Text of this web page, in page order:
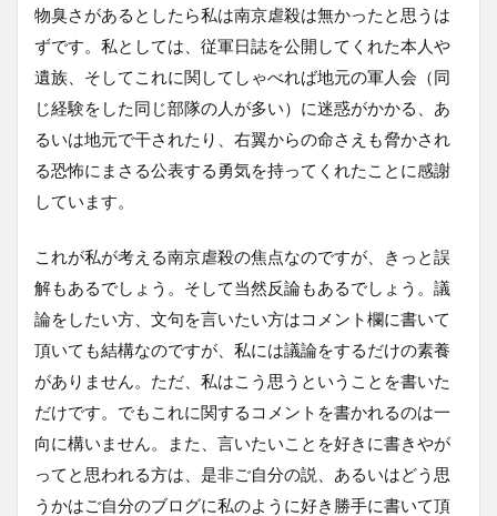
物臭さがあるとしたら私は南京虐殺は無かったと思うは
ずです。私としては、従軍日誌を公開してくれた本人や
遺族、そしてこれに関してしゃべれば地元の軍人会（同
じ経験をした同じ部隊の人が多い）に迷惑がかかる、あ
るいは地元で干されたり、右翼からの命さえも脅かされ
る恐怖にまさる公表する勇気を持ってくれたことに感謝
しています。
これが私が考える南京虐殺の焦点なのですが、きっと誤
解もあるでしょう。そして当然反論もあるでしょう。議
論をしたい方、文句を言いたい方はコメント欄に書いて
頂いても結構なのですが、私には議論をするだけの素養
がありません。ただ、私はこう思うということを書いた
だけです。でもこれに関するコメントを書かれるのは一
向に構いません。また、言いたいことを好きに書きやが
ってと思われる方は、是非ご自分の説、あるいはどう思
うかはご自分のブログに私のように好き勝手に書いて頂